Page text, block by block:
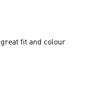
fit and colour